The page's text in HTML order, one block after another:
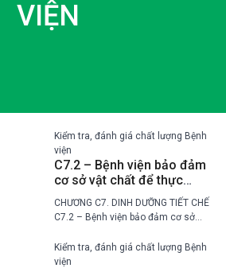
VIỆN
Kiểm tra, đánh giá chất lượng Bệnh
viện
C7.2 – Bệnh viện bảo đảm
cơ sở vật chất để thực
hiện công tác dinh dưỡng
và tiết chế trong bệnh viện
CHƯƠNG C7. DINH DƯỠNG TIẾT CHẾ
C7.2 – Bệnh viện bảo đảm cơ sở
dưỡng và tiết chế trong bệnh viện
Mức Bậc thang…
Kiểm tra, đánh giá chất lượng Bệnh
viện